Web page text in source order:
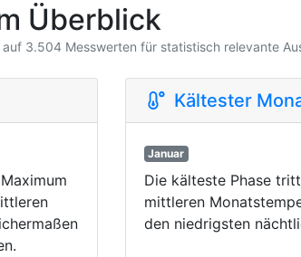
Überblick
3.504 Messwerten für statistisch relevante
Kältester
Januar
Die kälteste Phase
mittleren
den niedrigsten